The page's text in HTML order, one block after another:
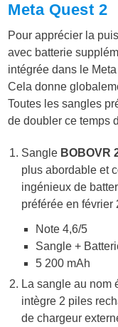
Meta Quest 2
Pour apprécier la
avec batterie
intégrée dans le
Cela donne
Toutes les sangles
de doubler ce temps
Sangle BOBOVR
plus abordable et
ingénieux de
préférée en février
Note 4,6/5
Sangle +
5 200 mAh
La sangle au nom
intègre 2 piles
de chargeur